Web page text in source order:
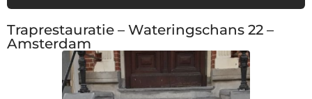
Traprestauratie – Wateringschans 22 –
Amsterdam